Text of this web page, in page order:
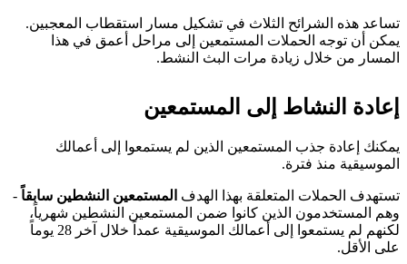
تساعد هذه الشرائح الثلاث في تشكيل مسار استقطاب المعجبين.
يمكن أن توجه الحملات المستمعين إلى مراحل أعمق في هذا
المسار من خلال زيادة مرات البث النشط.
إعادة النشاط إلى المستمعين
يمكنك إعادة جذب المستمعين الذين لم يستمعوا إلى أعمالك
الموسيقية منذ فترة.
تستهدف الحملات المتعلقة بهذا الهدف المستمعين النشطين سابقاً -
وهم المستخدمون الذين كانوا ضمن المستمعين النشطين شهرياً،
لكنهم لم يستمعوا إلى أعمالك الموسيقية عمداً خلال آخر 28 يوماً
على الأقل.